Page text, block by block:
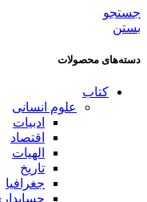
جستجو
بستن
دسته‌های محصولات
کتاب
علوم انسانی
ادبیات
اقتصاد
الهیات
تاریخ
جغرافیا